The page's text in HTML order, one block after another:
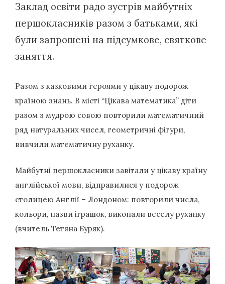
Заклад освіти радо зустрів майбутніх
першокласників разом з батьками, які
були запрошені на підсумкове, святкове
заняття.
Разом з казковими героями у цікаву подорож
країною знань. В місті “Цікава математика” діти
разом з мудрою совою повторили математичний
ряд натуральних чисел, геометричні фігури,
вивчили математичну руханку.
Майбутні першокласники завітали у цікаву країну
англійської мови, відправилися у подорож
столицею Англії – Лондоном: повторили числа,
кольори, назви іграшок, виконали веселу руханку
(вчитель Тетяна Буряк).